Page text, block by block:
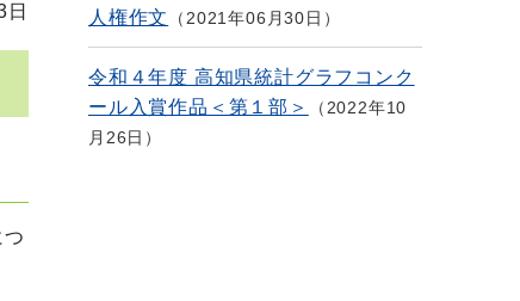
人権作文 2021年06月30日
令和４年度 高知県統計グラフコンク
ール入賞作品＜第１部＞
2022年10
月26日